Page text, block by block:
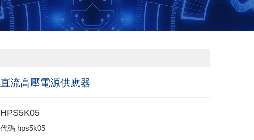
直流高壓電源供應器
HPS5K05
代碼 hps5k05